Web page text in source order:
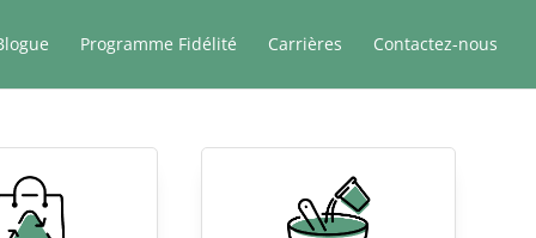
Programme Fidélité Carrières Contactez-nous